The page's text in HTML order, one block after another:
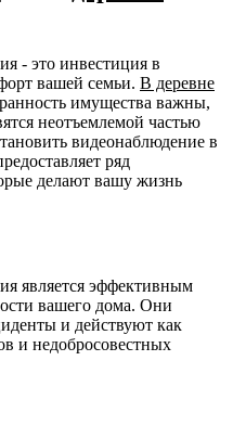
- это инвестиция в
вашей семьи. В деревне
имущества важны,
неотъемлемой частью
видеонаблюдение в
ряд
делают вашу жизнь
является эффективным
вашего дома. Они
и действуют как
и недобросовестных